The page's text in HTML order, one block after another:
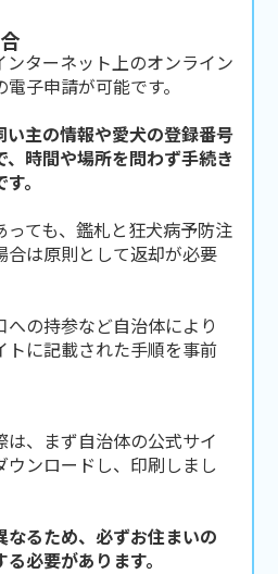
ンターネット上のオンライン
子申請が可能です。
い主の情報や愛犬の登録番号
時間や場所を問わず手続き
。
っても、鑑札と狂犬病予防注
合は原則として返却が必要
の持参など自治体により
トに記載された手順を事前
、まず自治体の公式サイ
ウンロードし、印刷しまし
なるため、必ずお住まいの
必要があります。